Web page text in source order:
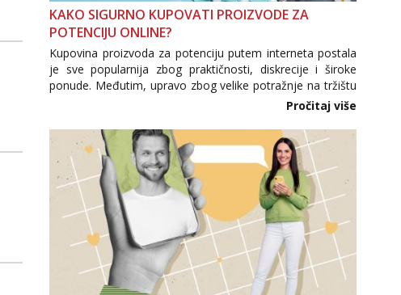
KAKO SIGURNO KUPOVATI PROIZVODE ZA
POTENCIJU ONLINE?
Kupovina proizvoda za potenciju putem interneta postala
je sve popularnija zbog praktičnosti, diskrecije i široke
ponude. Međutim, upravo zbog velike potražnje na tržištu
se pojavljuju i brojni krivotvoreni proizvodi, nepouzdane
internetske trgovine te proizvodi nepoznatog podrijetla. ...
Pročitaj više